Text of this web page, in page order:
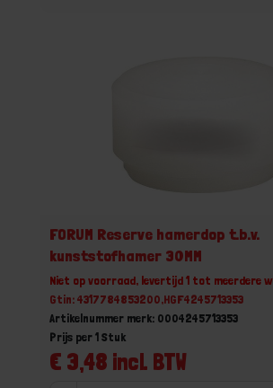
FORUM Reserve hamerdop t.b.v.
kunststofhamer 30MM
Niet op voorraad, levertijd 1 tot meerdere
Gtin: 4317784853200,HGF4245713353
Artikelnummer merk: 0004245713353
€ 3,48 incl. BTW
Prijs per 1 Stuk